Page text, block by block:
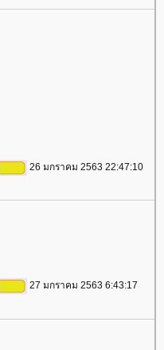
26 มกราคม 2563 22:47:10
27 มกราคม 2563 6:43:17